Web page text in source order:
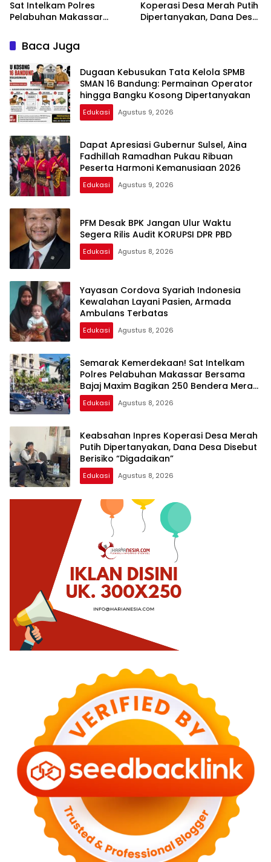
Sat Intelkam Polres
Pelabuhan Makassar
Bagikan 250 Bendera
Merah Putih
Koperasi Desa Merah Putih
Dipertanyakan, Dana Desa
Baca Juga
Dugaan Kebusukan Tata Kelola SPMB
SMAN 16 Bandung: Permainan Operator
hingga Bangku Kosong Dipertanyakan
Edukasi Agustus 9, 2026
Dapat Apresiasi Gubernur Sulsel, Aina
Fadhillah Ramadhan Pukau Ribuan
Peserta Harmoni Kemanusiaan 2026
Edukasi Agustus 9, 2026
PFM Desak BPK Jangan Ulur Waktu
Segera Rilis Audit KORUPSI DPR PBD
Edukasi Agustus 8, 2026
Yayasan Cordova Syariah Indonesia
Kewalahan Layani Pasien, Armada
Ambulans Terbatas
Edukasi Agustus 8, 2026
Semarak Kemerdekaan! Sat Intelkam
Polres Pelabuhan Makassar Bersama
Bajaj Maxim Bagikan 250 Bendera Merah
Putih
Edukasi Agustus 8, 2026
Keabsahan Inpres Koperasi Desa Merah
Putih Dipertanyakan, Dana Desa Disebut
Berisiko “Digadaikan”
Edukasi Agustus 8, 2026